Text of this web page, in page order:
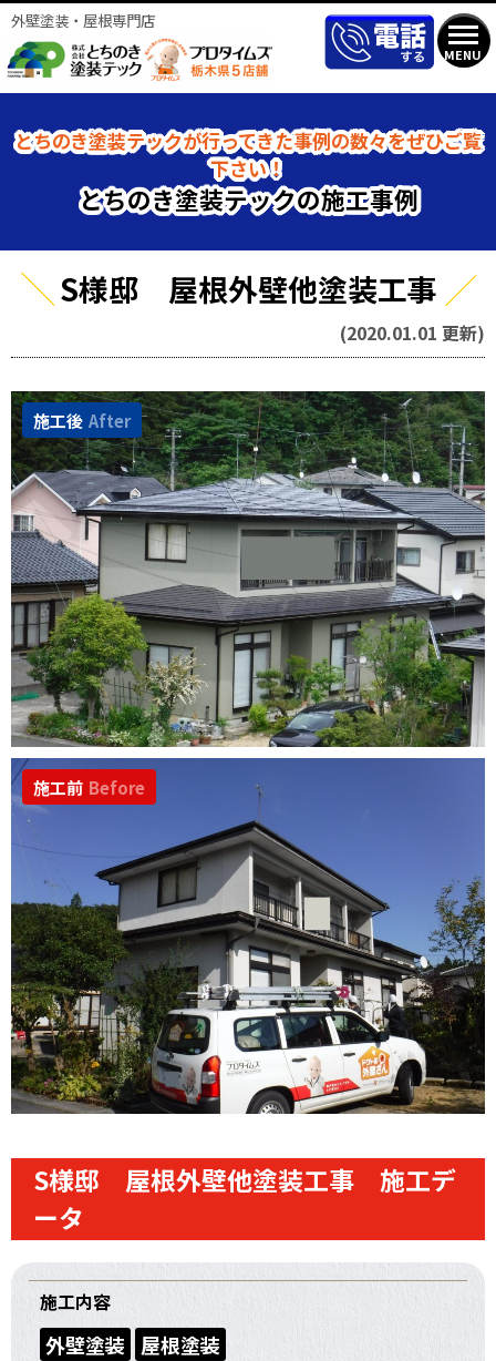
MENU
外壁塗装・屋根専門店
とちのき塗装テックが行ってきた事例の数々をぜひご覧
下さい！
とちのき塗装テックの施工事例
S様邸 屋根外壁他塗装工事
(2020.01.01 更新)
施工後 After
施工前 Before
S様邸 屋根外壁他塗装工事 施工デ
ータ
施工内容
外壁塗装 屋根塗装